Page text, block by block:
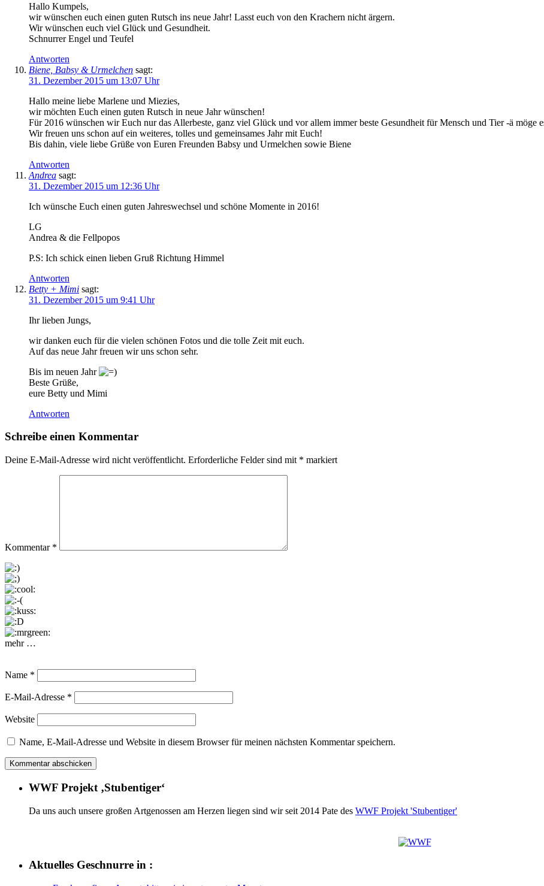
Hallo Kumpels,
wir wünschen euch einen guten Rutsch ins neue Jahr! Lasst euch von den Krachern nicht ärgern.
Wir wünschen euch viel Glück und Gesundheit.
Schnurrer Engel und Teufel
Antworten
Biene, Babsy & Urmelchen sagt:
31. Dezember 2015 um 13:07 Uhr
Hallo meine liebe Marlene und Miezies,
wir möchten Euch einen guten Rutsch in neue Jahr wünschen!
Für 2016 wünschen wir Euch nur das Allerbeste, ganz viel Glück und vor allem immer beste Gesundheit für Mensch und Tier -ä möge
Wir freuen uns schon auf ein weiteres, tolles und gemeinsames Jahr mit Euch!
Bis dahin, viele liebe Grüße von Euren Freunden Babsy und Urmelchen sowie Biene
Antworten
Andrea sagt:
31. Dezember 2015 um 12:36 Uhr
Ich wünsche Euch einen guten Jahreswechsel und schöne Momente in 2016!
LG
Andrea & die Fellpopos
P.S: Ich schick einen lieben Gruß Richtung Himmel
Antworten
Betty + Mimi sagt:
31. Dezember 2015 um 9:41 Uhr
Ihr lieben Jungs,
wir danken euch für die vielen schönen Fotos und die tolle Zeit mit euch.
Auf das neue Jahr freuen wir uns schon sehr.
Bis im neuen Jahr
Beste Grüße,
eure Betty und Mimi
Antworten
Schreibe einen Kommentar
Deine E-Mail-Adresse wird nicht veröffentlicht. Erforderliche Felder sind mit * markiert
Kommentar *
mehr …
Name *
E-Mail-Adresse *
Website
Name, E-Mail-Adresse und Website in diesem Browser für meinen nächsten Kommentar speichern.
WWF Projekt ‚Stubentiger‘
Da uns auch unsere großen Artgenossen am Herzen liegen sind wir seit 2014 Pate des WWF Projekt 'Stubentiger'
Aktuelles Geschnurre in :